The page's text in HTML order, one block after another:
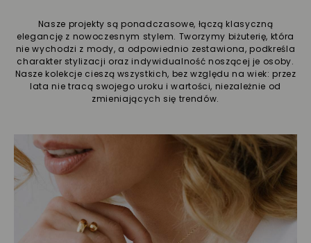
Nasze projekty są ponadczasowe, łączą klasyczną
elegancję z nowoczesnym stylem. Tworzymy biżuterię, która
nie wychodzi z mody, a odpowiednio zestawiona, podkreśla
charakter stylizacji oraz indywidualność noszącej je osoby.
Nasze kolekcje cieszą wszystkich, bez względu na wiek: przez
lata nie tracą swojego uroku i wartości, niezależnie od
zmieniających się trendów.